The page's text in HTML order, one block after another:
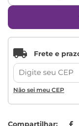
Não sei meu CEP